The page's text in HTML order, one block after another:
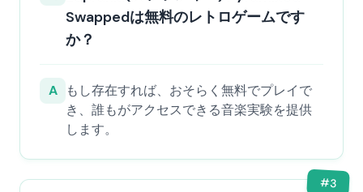
Swappedは無料のレトロゲームです
か？
A
もし存在すれば、おそらく無料でプレイで
き、誰もがアクセスできる音楽実験を提供
します。
#3